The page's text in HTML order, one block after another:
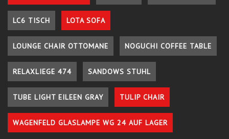
LC6 TISCH LOTA SOFA
LOUNGE CHAIR OTTOMANE NOGUCHI COFFEE TABLE
RELAXLIEGE 474 SANDOWS STUHL
TUBE LIGHT EILEEN GRAY TULIP CHAIR
WAGENFELD GLASLAMPE WG 24 AUF LAGER